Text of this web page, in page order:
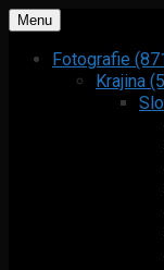
Menu
Fotografie
Krajina